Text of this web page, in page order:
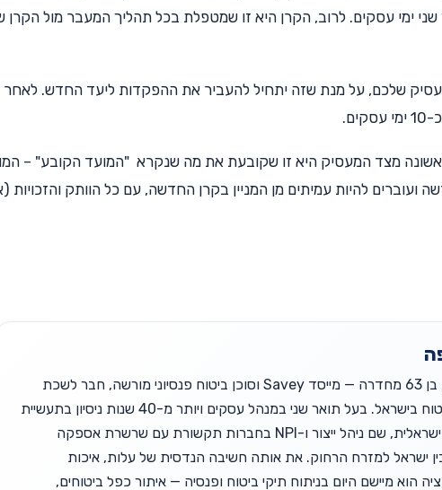
ימי עסקים. לרוב, הקרן היא זו שמטפלת בכל תהליך המעבר מול הקרן
שלכם, על מנת שזה יתחיל להעביר את ההפקדות ליעד החדש. לאחר
מצד המעסיק היא זו שקובעת את מה שנקרא "המועד הקובע" –
להיות עמיתים מן המניין בקרן החדשה, עם כל הוותק והזכויות
זאב יופה, בן 63 מחדרה — מייסד Savey וסוכן ביטוח פנסיוני מורשה, חבר לשכת
סוכני הביטוח בישראל. בעל תואר שני במנהל עסקים ויותר מ-40 שנות ניסיון בתעשיית
ההייטק הישראלית, שם ניהל ייצור ו-NPI בחברות תקשורת עם שרשרת אספקה
ישראל למזרח הרחוק. את אותה חשיבה הנדסית של עלות, איכות
הוא מיישם היום בניתוח תיקי ביטוח ופנסיה — איתור כפל ביטוחים,